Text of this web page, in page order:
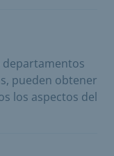
pueden obtener
los aspectos del